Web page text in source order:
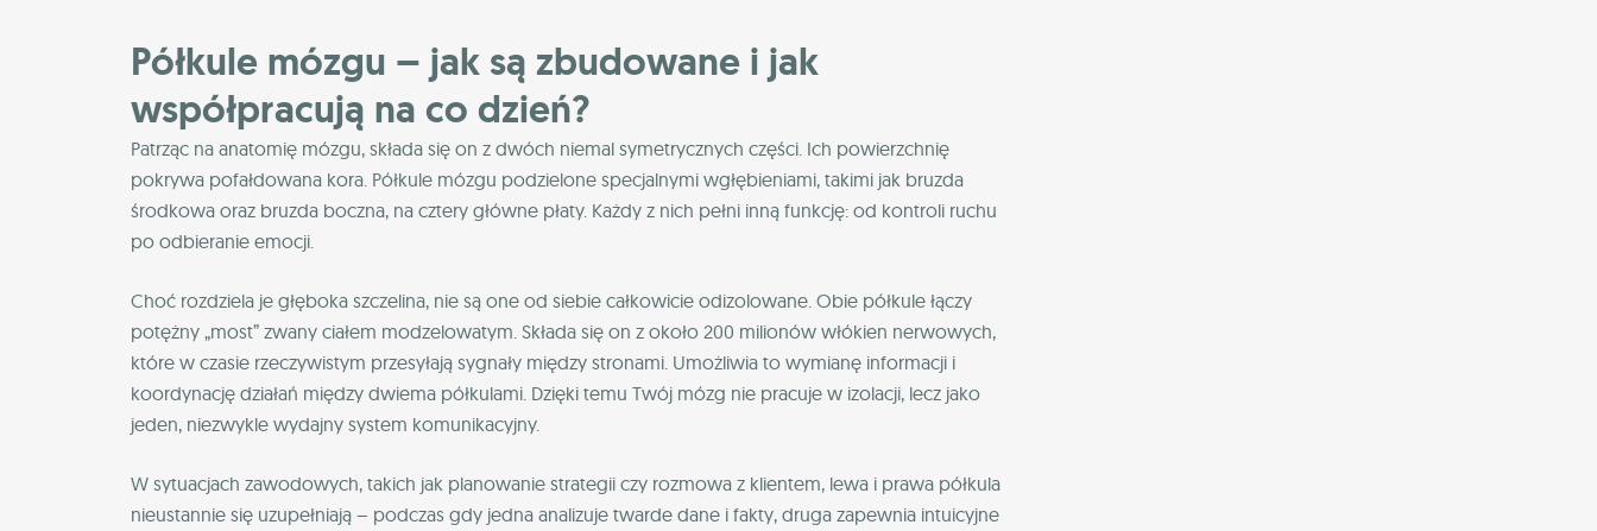
Półkule mózgu – jak są zbudowane i jak
współpracują na co dzień?
Patrząc na anatomię mózgu, składa się on z dwóch niemal symetrycznych części. Ich powierzchnię
pokrywa pofałdowana kora. Półkule mózgu podzielone specjalnymi wgłębieniami, takimi jak bruzda
środkowa oraz bruzda boczna, na cztery główne płaty. Każdy z nich pełni inną funkcję: od kontroli ruchu
po odbieranie emocji.
Choć rozdziela je głęboka szczelina, nie są one od siebie całkowicie odizolowane. Obie półkule łączy
potężny „most” zwany ciałem modzelowatym. Składa się on z około 200 milionów włókien nerwowych,
które w czasie rzeczywistym przesyłają sygnały między stronami. Umożliwia to wymianę informacji i
koordynację działań między dwiema półkulami. Dzięki temu Twój mózg nie pracuje w izolacji, lecz jako
jeden, niezwykle wydajny system komunikacyjny.
W sytuacjach zawodowych, takich jak planowanie strategii czy rozmowa z klientem, lewa i prawa półkula
nieustannie się uzupełniają – podczas gdy jedna analizuje twarde dane i fakty, druga zapewnia intuicyjne